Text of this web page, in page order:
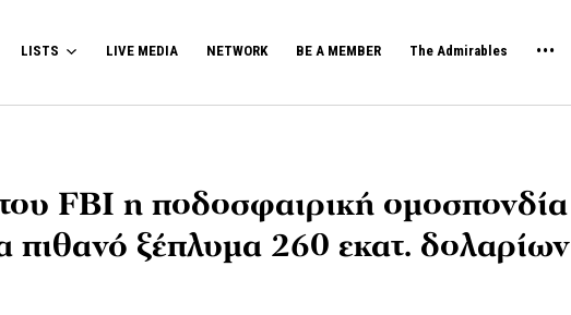
LISTS LIVE MEDIA NETWORK BE A MEMBER The Admirables
FBI η ποδοσφαιρική ομοσπονδία
πιθανό ξέπλυμα 260 εκατ. δολαρίων